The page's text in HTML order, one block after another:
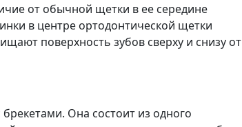
от обычной щетки в ее середине
в центре ортодонтической щетки
поверхность зубов сверху и снизу от
Она состоит из одного